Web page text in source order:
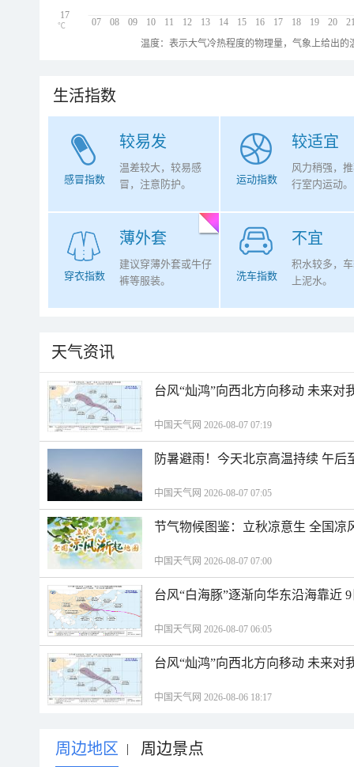
07 08 09 10 11 12 13 14 15 16 17 18 19 20
17
℃
温度：表示大气冷热程度的物理量，气象上给出
生活指数
较易发
感冒指数
温差较大，较易感
冒，注意防护。
较适宜
运动指数
风力稍强，
行室内运动。
薄外套
穿衣指数
建议穿薄外套或牛仔
裤等服装。
不宜
洗车指数
积水较多，
上泥水。
天气资讯
台风“灿鸿”向西北方向移动 未来对
中国天气网 2026-08-07 07:19
防暑避雨！今天北京高温持续 午
中国天气网 2026-08-07 07:05
节气物候图鉴：立秋凉意生 全国凉
中国天气网 2026-08-07 07:00
台风“白海豚”逐渐向华东沿海靠近
中国天气网 2026-08-07 06:05
台风“灿鸿”向西北方向移动 未来对
中国天气网 2026-08-06 18:17
周边地区 | 周边景点